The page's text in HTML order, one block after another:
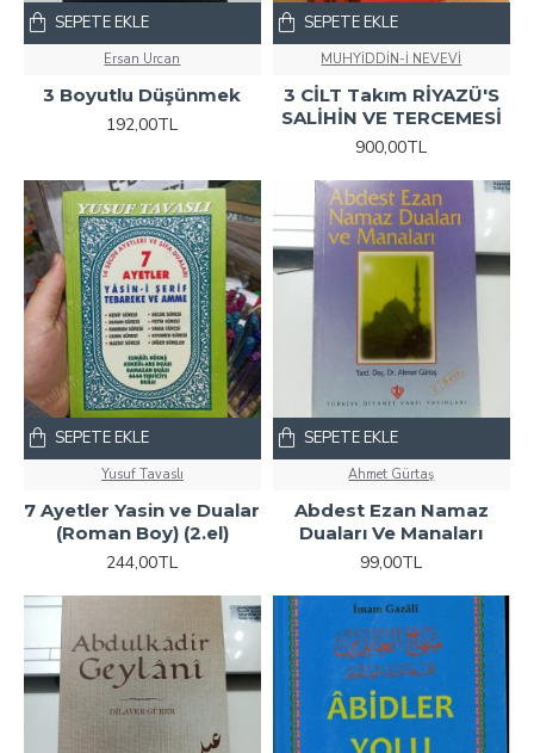
Ersan Urcan
3 Boyutlu Düşünmek
192,00TL
SEPETE EKLE
MUHYİDDİN-İ NEVEVİ
3 CİLT Takım RİYAZÜ'S
SALİHİN VE TERCEMESİ
900,00TL
SEPETE EKLE
Yusuf Tavaslı
7 Ayetler Yasin ve Dualar
(Roman Boy) (2.el)
244,00TL
SEPETE EKLE
Ahmet Gürtaş
Abdest Ezan Namaz
Duaları Ve Manaları
99,00TL
SEPETE EKLE